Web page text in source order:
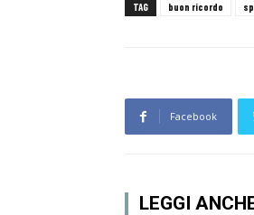
TAG buon ricordo
Facebook
LEGGI